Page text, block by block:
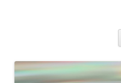
Личный
исцелении